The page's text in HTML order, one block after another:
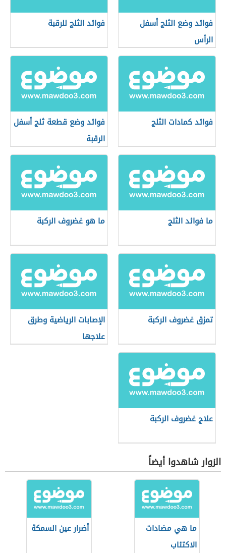
فوائد وضع الثلج أسفل
الرأس
فوائد الثلج للرقبة
فوائد كمادات الثلج
فوائد وضع قطعة ثلج أسفل
الرقبة
ما فوائد الثلج ما هو غضروف الركبة
تمزق غضروف الركبة
الإصابات الرياضية وطرق
علاجها
علاج غضروف الركبة
الزوار شاهدوا أيضاً
ما هي مضادات
الاكتئاب
أضرار عين السمكة